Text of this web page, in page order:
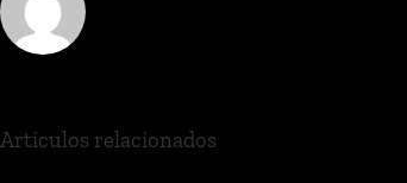
Artículos relacionados